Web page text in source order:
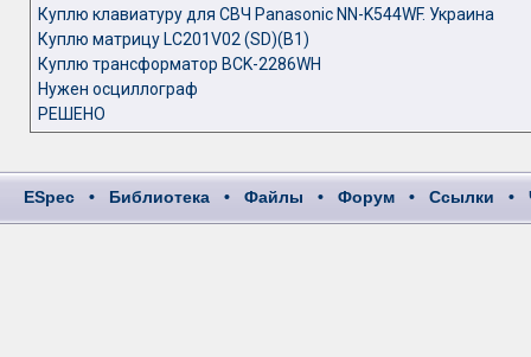
Куплю клавиатуру для СВЧ Panasonic NN-K544WF. Украина
Куплю матрицу LC201V02 (SD)(B1)
Куплю трансформатор BCK-2286WH
Нужен осциллограф
РЕШЕНО
ESpec • Библиотека • Файлы • Форум • Ссылки •